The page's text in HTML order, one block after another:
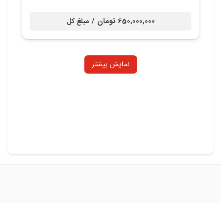
650,000,000 تومان / مبلغ کل
نمایش بیشتر